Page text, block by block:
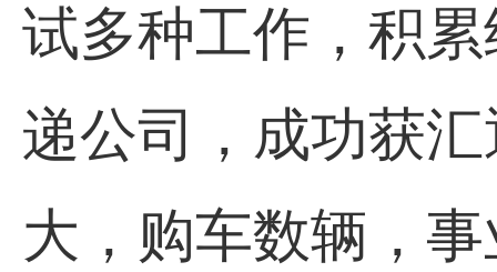
试多种工作，积
递公司，成功获
大，购车数辆，